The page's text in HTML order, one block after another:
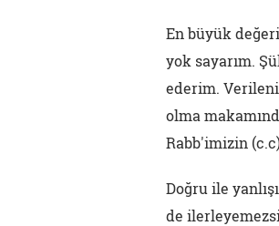
En büyük
yok sayarım.
ederim.
olma
Rabb'imizin
Doğru ile
de